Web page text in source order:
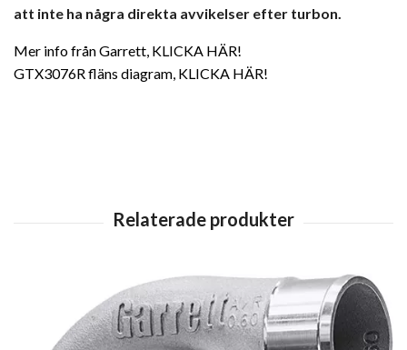
att inte ha några direkta avvikelser efter turbon.
Mer info från Garrett, KLICKA HÄR!
GTX3076R fläns diagram, KLICKA HÄR!